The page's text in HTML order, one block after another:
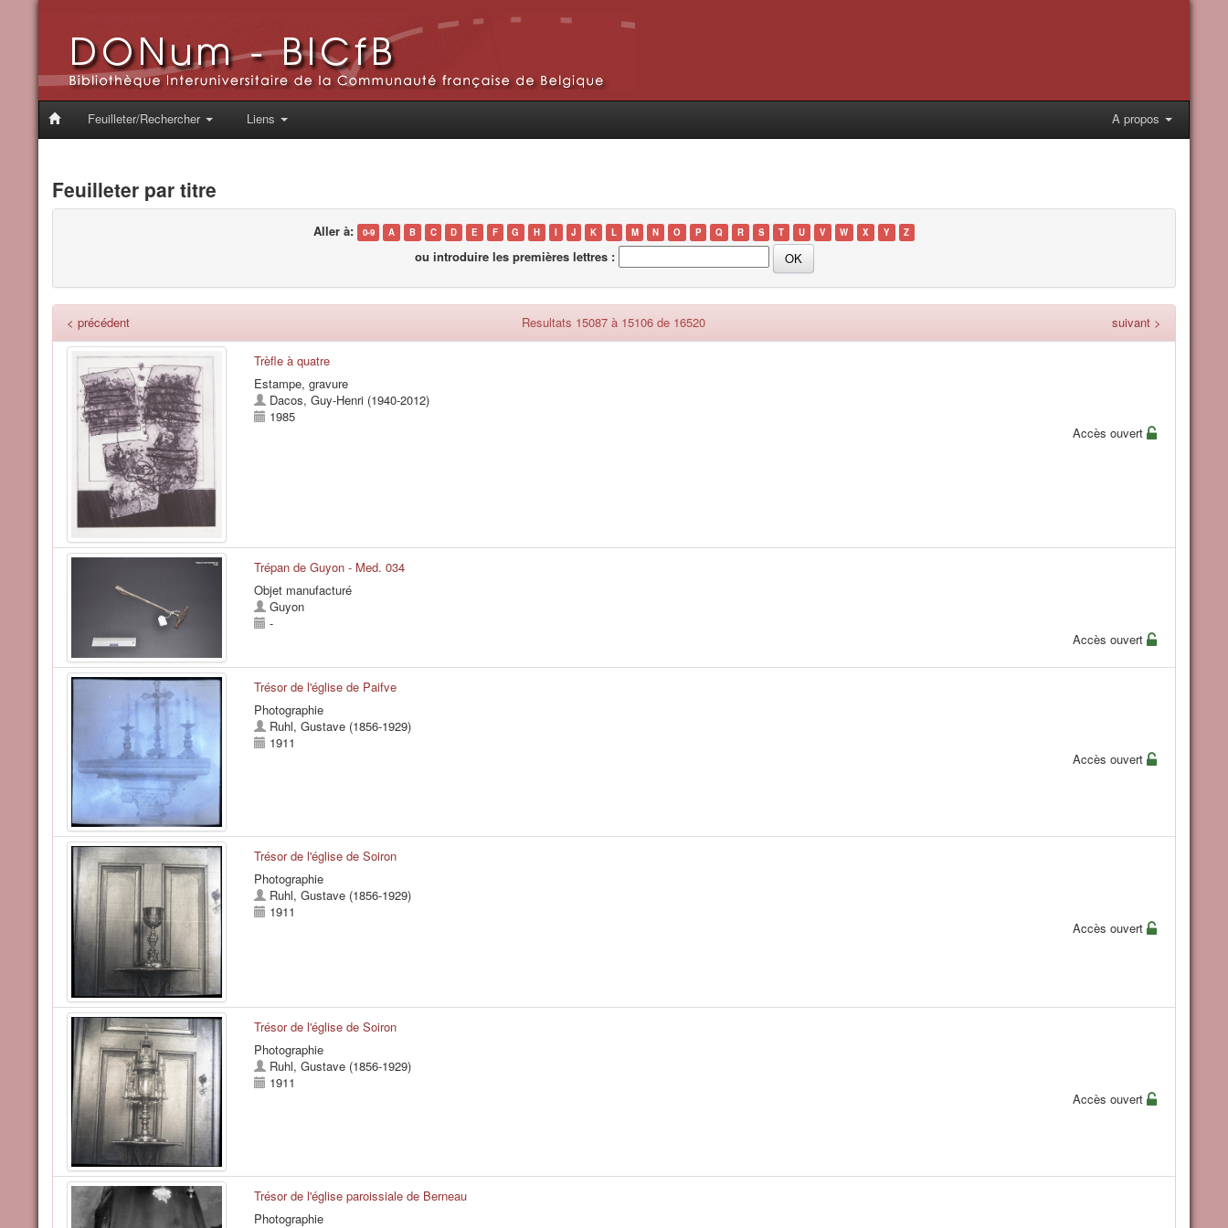
Feuilleter/Rechercher Liens A propos
Feuilleter par titre
Aller à: 0-9 A B C D E F G H I J K L M N O P Q R S T U V W X Y Z
ou introduire les premières lettres :
Resultats 15087 à 15106 de 16520
< précédent suivant >
Trèfle à quatre
Estampe, gravure
Dacos, Guy-Henri (1940-2012)
1985
Accès ouvert
Trépan de Guyon - Med. 034
Objet manufacturé
Guyon
-
Accès ouvert
Trésor de l'église de Paifve
Photographie
Ruhl, Gustave (1856-1929)
1911
Accès ouvert
Trésor de l'église de Soiron
Photographie
Ruhl, Gustave (1856-1929)
1911
Accès ouvert
Trésor de l'église de Soiron
Photographie
Ruhl, Gustave (1856-1929)
1911
Accès ouvert
Trésor de l'église paroissiale de Berneau
Photographie